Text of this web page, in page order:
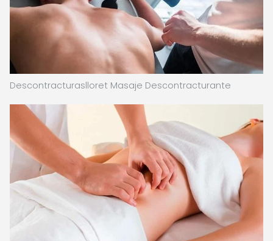
Descontracturaslloret Masaje Descontracturante